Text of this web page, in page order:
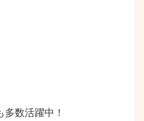
数活躍中！